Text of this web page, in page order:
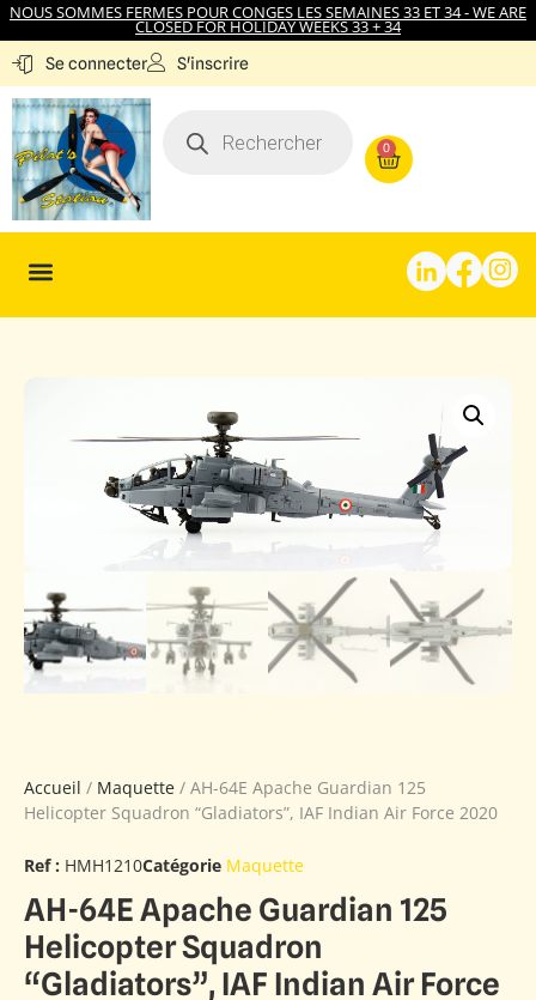
NOUS SOMMES FERMES POUR CONGES LES SEMAINES 33 ET 34 - WE ARE
CLOSED FOR HOLIDAY WEEKS 33 + 34
Se connecter S'inscrire
0
Accueil / Maquette / AH-64E Apache Guardian 125
Helicopter Squadron “Gladiators”, IAF Indian Air Force 2020
Ref : HMH1210Catégorie Maquette
AH-64E Apache Guardian 125
Helicopter Squadron
“Gladiators”, IAF Indian Air Force